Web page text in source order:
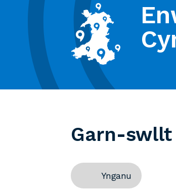
Garn-swllt
Ynganu